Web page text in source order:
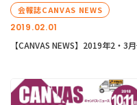
2019.02.01
会報誌CANVAS NEWS
【CANVAS NEWS】2019年2・3